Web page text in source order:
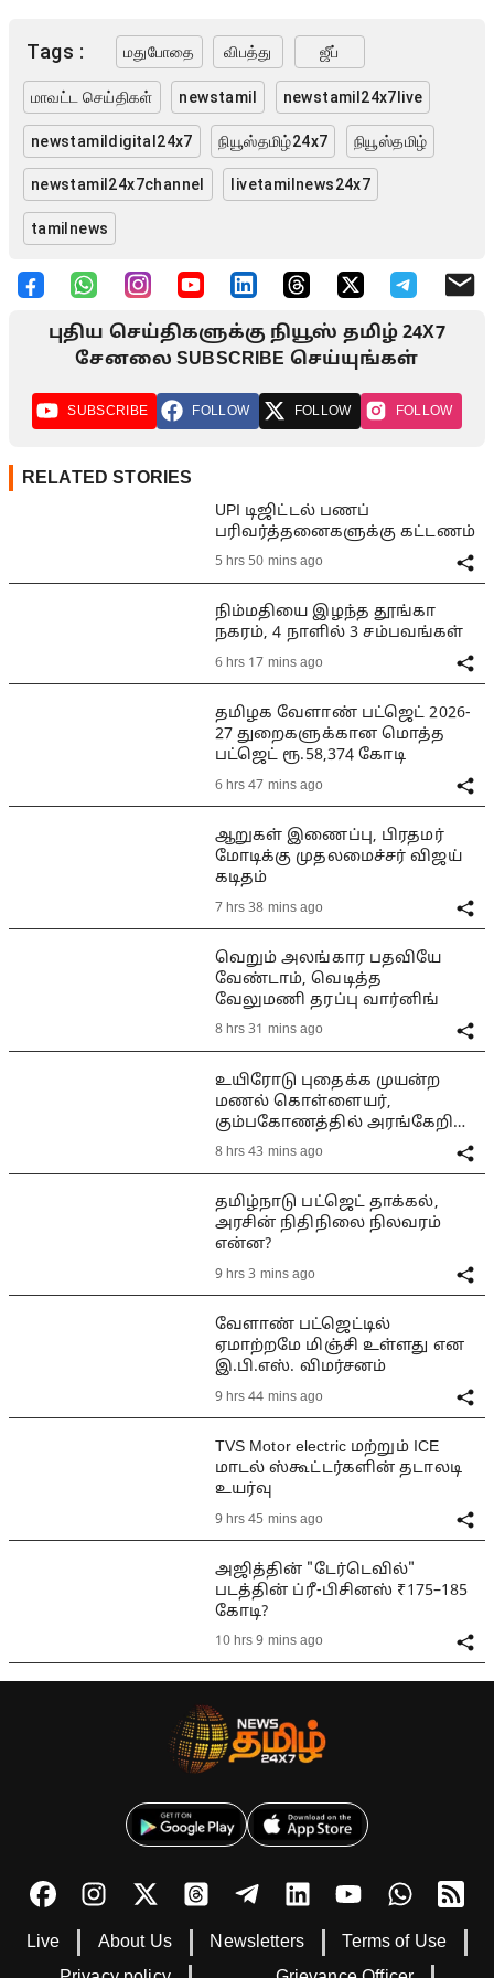
Tags : மதுபோதை விபத்து ஜீப்
மாவட்ட செய்திகள் newstamil newstamil24x7live
newstamildigital24x7 நியூஸ்தமிழ்24x7 நியூஸ்தமிழ்
newstamil24x7channel livetamilnews24x7
tamilnews
புதிய செய்திகளுக்கு நியூஸ் தமிழ் 24X7
சேனலை SUBSCRIBE செய்யுங்கள்
SUBSCRIBE FOLLOW FOLLOW FOLLOW
RELATED STORIES
UPI டிஜிட்டல் பணப்
பரிவர்த்தனைகளுக்கு கட்டணம்
5 hrs 50 mins ago
நிம்மதியை இழந்த தூங்கா
நகரம், 4 நாளில் 3 சம்பவங்கள்
6 hrs 17 mins ago
தமிழக வேளாண் பட்ஜெட் 2026-
27 துறைகளுக்கான மொத்த
பட்ஜெட் ரூ.58,374 கோடி
6 hrs 47 mins ago
ஆறுகள் இணைப்பு, பிரதமர்
மோடிக்கு முதலமைச்சர் விஜய்
கடிதம்
7 hrs 38 mins ago
வெறும் அலங்கார பதவியே
வேண்டாம், வெடித்த
வேலுமணி தரப்பு வார்னிங்
8 hrs 31 mins ago
உயிரோடு புதைக்க முயன்ற
மணல் கொள்ளையர்,
கும்பகோணத்தில் அரங்கேறிய
பயங்கரம்
8 hrs 43 mins ago
தமிழ்நாடு பட்ஜெட் தாக்கல்,
அரசின் நிதிநிலை நிலவரம்
என்ன?
9 hrs 3 mins ago
வேளாண் பட்ஜெட்டில்
ஏமாற்றமே மிஞ்சி உள்ளது என
இ.பி.எஸ். விமர்சனம்
9 hrs 44 mins ago
TVS Motor electric மற்றும் ICE
மாடல் ஸ்கூட்டர்களின் தடாலடி
உயர்வு
9 hrs 45 mins ago
அஜித்தின் "டேர்டெவில்"
படத்தின் ப்ரீ-பிசினஸ் ₹175–185
கோடி?
10 hrs 9 mins ago
Live About Us Newsletters
Terms of Use